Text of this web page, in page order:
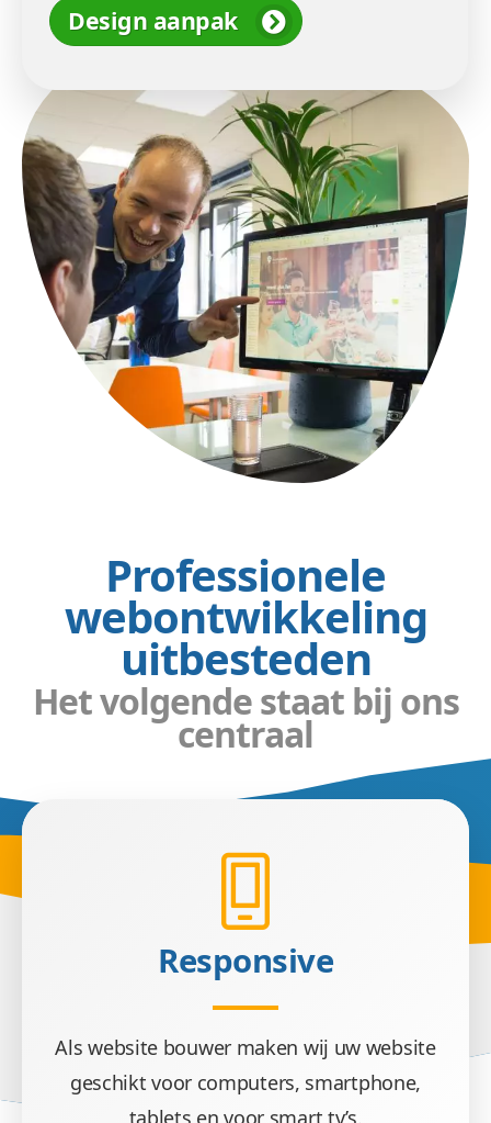
Design aanpak
Professionele
webontwikkeling
uitbesteden
Het volgende staat bij ons
centraal
Responsive
Als website bouwer maken wij uw website
geschikt voor computers, smartphone,